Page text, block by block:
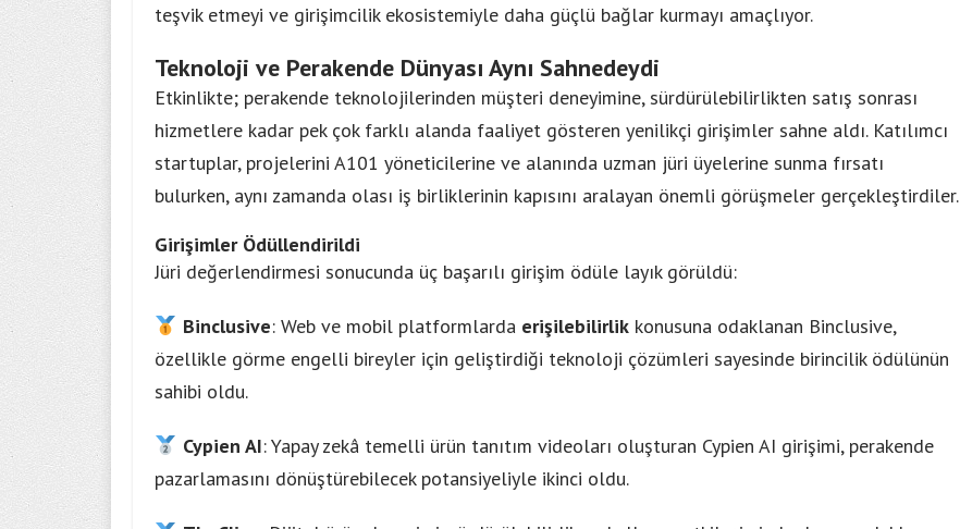
teşvik etmeyi ve girişimcilik ekosistemiyle daha güçlü bağlar kurmayı amaçlıyor.
Teknoloji ve Perakende Dünyası Aynı Sahnedeydi
Etkinlikte; perakende teknolojilerinden müşteri deneyimine, sürdürülebilirlikten satış sonrası
hizmetlere kadar pek çok farklı alanda faaliyet gösteren yenilikçi girişimler sahne aldı. Katılımcı
startuplar, projelerini A101 yöneticilerine ve alanında uzman jüri üyelerine sunma fırsatı
bulurken, aynı zamanda olası iş birliklerinin kapısını aralayan önemli görüşmeler gerçekleştirdiler.
Girişimler Ödüllendirildi
Jüri değerlendirmesi sonucunda üç başarılı girişim ödüle layık görüldü:
Binclusive: Web ve mobil platformlarda erişilebilirlikkonusuna odaklanan Binclusive,
özellikle görme engelli bireyler için geliştirdiği teknoloji çözümleri sayesinde birincilik ödülünün
sahibi oldu.
Cypien AI: Yapay zekâ temelli ürün tanıtım videoları oluşturan Cypien AI girişimi, perakende
pazarlamasını dönüştürebilecek potansiyeliyle ikinci oldu.